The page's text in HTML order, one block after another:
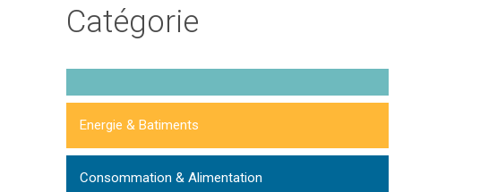
Catégorie
Energie & Batiments
Consommation & Alimentation